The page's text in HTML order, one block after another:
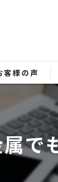
客様の声
で